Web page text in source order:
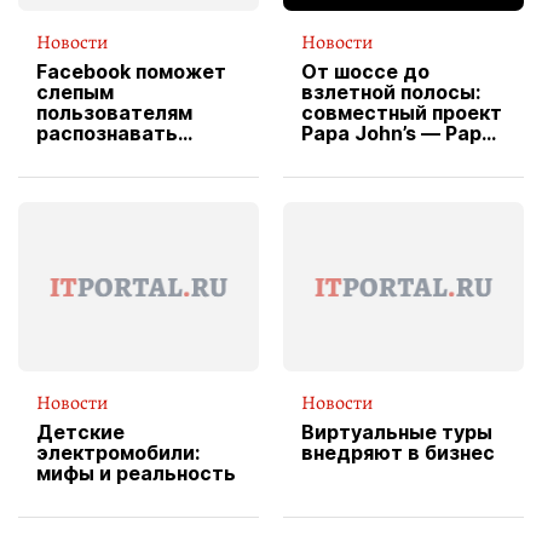
Новости
Facebook поможет
слепым
пользователям
распознавать
Новости
От шоссе до
взлетной полосы:
совместный проект
Papa John’s — Papa
вводит
Новости
Детские
электромобили:
мифы и реальность
Новости
Виртуальные туры
внедряют в бизнес